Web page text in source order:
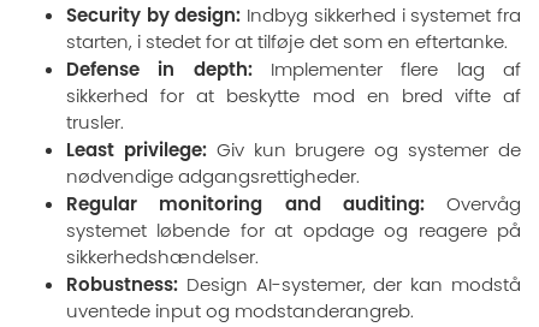
Security by design: Indbyg sikkerhed i systemet fra
starten, i stedet for at tilføje det som en eftertanke.
Defense in depth:Implementer flere lag af
sikkerhed for at beskytte mod en bred vifte af
trusler.
Least privilege:Giv kun brugere og systemer de
nødvendige adgangsrettigheder.
Regular monitoring and auditing:Overvåg
systemet løbende for at opdage og reagere på
sikkerhedshændelser.
Robustness: Design AI-systemer, der kan modstå
uventede input og modstanderangreb.